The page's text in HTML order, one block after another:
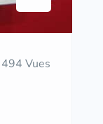
494 Vues